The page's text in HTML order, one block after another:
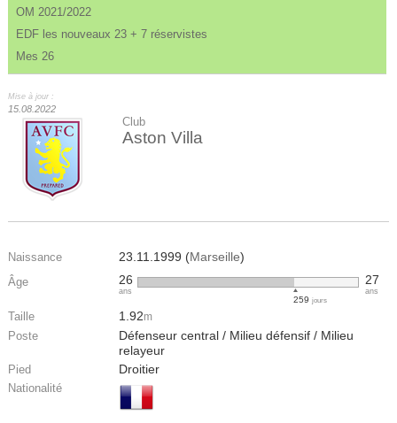
OM 2021/2022
EDF les nouveaux 23 + 7 réservistes
Mes 26
Mise à jour :
15.08.2022
Club
Aston Villa
Naissance 23.11.1999 (Marseille)
Âge 26
ans
259 jours
27
ans
Taille 1.92m
Poste
Défenseur central / Milieu défensif / Milieu
relayeur
Pied Droitier
Nationalité